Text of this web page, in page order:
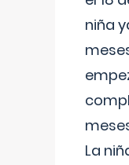
niña
La